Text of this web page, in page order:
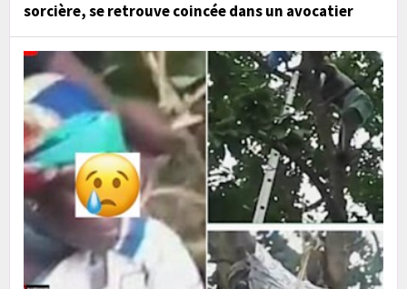
sorcière, se retrouve coincée dans un avocatier